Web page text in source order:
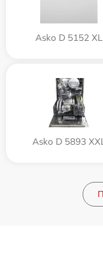
Asko D 5152 XL
Asko D 5893 XXL